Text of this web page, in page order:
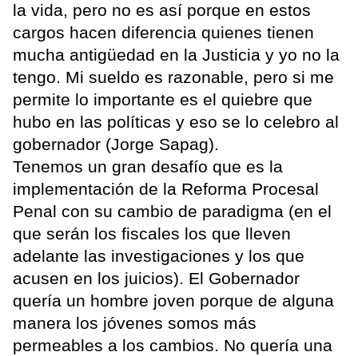
la vida, pero no es así porque en estos
cargos hacen diferencia quienes tienen
mucha antigüedad en la Justicia y yo no la
tengo. Mi sueldo es razonable, pero si me
permite lo importante es el quiebre que
hubo en las políticas y eso se lo celebro al
gobernador (Jorge Sapag).
Tenemos un gran desafío que es la
implementación de la Reforma Procesal
Penal con su cambio de paradigma (en el
que serán los fiscales los que lleven
adelante las investigaciones y los que
acusen en los juicios). El Gobernador
quería un hombre joven porque de alguna
manera los jóvenes somos más
permeables a los cambios. No quería una